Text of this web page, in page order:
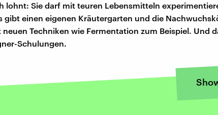
lohnt: Sie darf mit teuren Lebensmitteln
gibt einen eigenen Kräutergarten und die
Techniken wie Fermentation zum Beispiel. Und
Schulungen.